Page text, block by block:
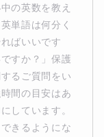
の英数を教え
単語は何分く
ばいいです
すか？」保護
るご質問をい
間の目安はあ
しています。
きるようにな